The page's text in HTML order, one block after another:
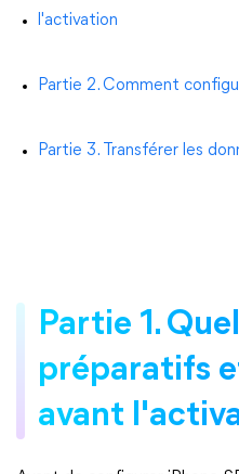
l'activation
Partie 2. Comment
Partie 3. Transférer les
Partie 1.
préparatifs
avant